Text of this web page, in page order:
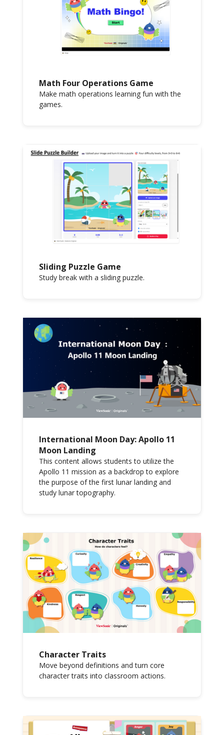
Math Four Operations Game
Make math operations learning fun with the
games.
Sliding Puzzle Game
Study break with a sliding puzzle.
International Moon Day: Apollo 11
Moon Landing
This content allows students to utilize the
Apollo 11 mission as a backdrop to explore
the purpose of the first lunar landing and
study lunar topography.
Character Traits
Move beyond definitions and turn core
character traits into classroom actions.